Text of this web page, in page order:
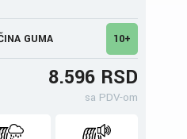
GUMA 10+
8.596 RSD
sa PDV-om